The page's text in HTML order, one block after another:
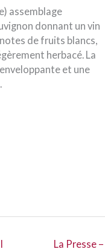
assemblage
donnant un vin
de fruits blancs,
herbacé. La
et une
La Presse –